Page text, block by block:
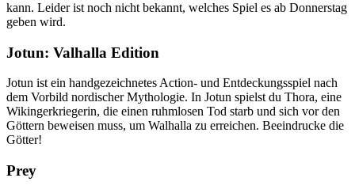
kann. Leider ist noch nicht bekannt, welches Spiel es ab Donnerstag
geben wird.
Jotun: Valhalla Edition
Jotun ist ein handgezeichnetes Action- und Entdeckungsspiel nach
dem Vorbild nordischer Mythologie. In Jotun spielst du Thora, eine
Wikingerkriegerin, die einen ruhmlosen Tod starb und sich vor den
Göttern beweisen muss, um Walhalla zu erreichen. Beeindrucke die
Götter!
Prey